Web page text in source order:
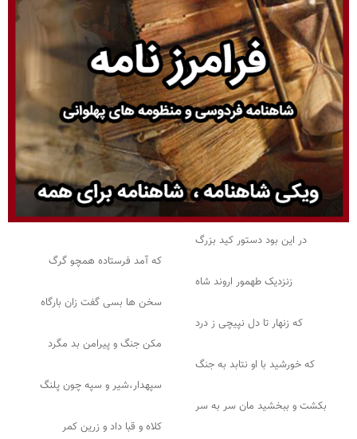
در این بود دستور کید بزرگ
که آمد فرستاده همچو گرگ
زنزدیک طهمور اروند شاه
سخن ها بسی گفت زان بارگاه
که زنهار تا دل نپیچی ز درد
مکن جنگ و پیرامن بد مگرد
که خورشید با او نتابد به جنگ
سپهدار،شیر و سپه چون پلنگ
بکشت و ببخشید مان سر به سر
کلاه و قبا داد و زرین کمر